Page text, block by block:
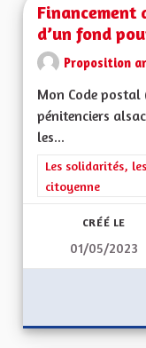
Financement
d’un fond
Proposition
Mon Code postal
pénitenciers
les...
Filtrer les
Les solidarités,
citoyenne
CRÉÉ LE
01/05/2023